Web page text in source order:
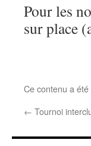
Pour les
sur place
Ce contenu a
← Tournoi